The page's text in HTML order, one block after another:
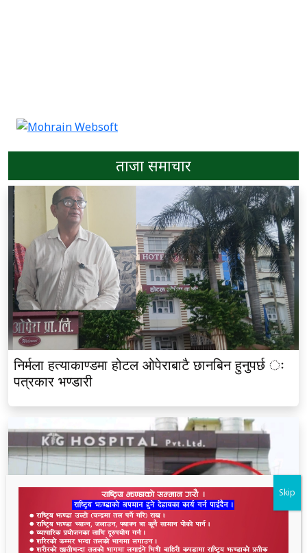
ताजा समाचार
निर्मला हत्याकाण्डमा होटल ओपेराबाटै छानबिन हुनुपर्छ ः
पत्रकार भण्डारी
Skip